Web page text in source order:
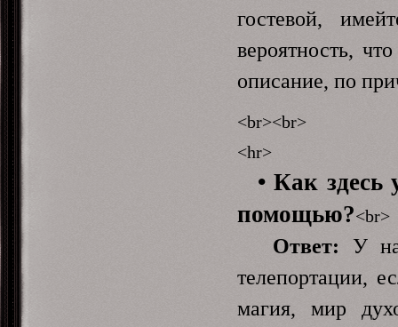
гостевой,
вероятность,
описание, по
<br><br>
<hr>
• Как здесь
помощью?<br>
Ответ: У
телепортации,
магия, мир